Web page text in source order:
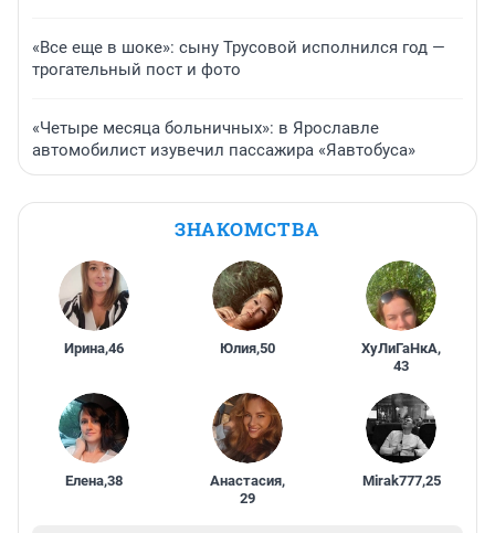
«Все еще в шоке»: сыну Трусовой исполнился год —
трогательный пост и фото
«Четыре месяца больничных»: в Ярославле
автомобилист изувечил пассажира «Яавтобуса»
ЗНАКОМСТВА
Ирина,46 Юлия,50 ХуЛиГаНкА,
43
Елена,38 Анастасия,
29
Mirak777,25